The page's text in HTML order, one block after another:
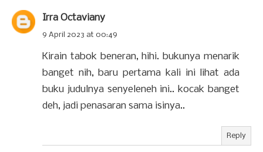
Irra Octaviany
9 April 2023 at 00:49
Kirain tabok beneran, hihi. bukunya menarik
banget nih, baru pertama kali ini lihat ada
buku judulnya senyeleneh ini.. kocak banget
deh, jadi penasaran sama isinya..
Reply